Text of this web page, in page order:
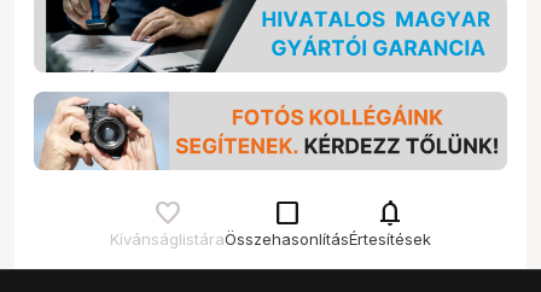
Kívánságlistára
check_box_outline_blank
Összehasonlítás
notifications
Értesítések